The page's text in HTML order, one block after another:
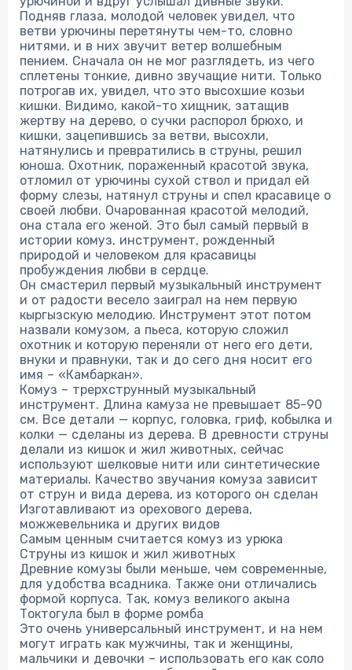
Подняв глаза, молодой человек увидел, что
ветви урючины перетянуты чем-то, словно
нитями, и в них звучит ветер волшебным
пением. Сначала он не мог разглядеть, из чего
сплетены тонкие, дивно звучащие нити. Только
потрогав их, увидел, что это высохшие козьи
кишки. Видимо, какой-то хищник, затащив
жертву на дерево, о сучки распорол брюхо, и
кишки, зацепившись за ветви, высохли,
натянулись и превратились в струны, решил
юноша. Охотник, пораженный красотой звука,
отломил от урючины сухой ствол и придал ей
форму слезы, натянул струны и спел красавице о
своей любви. Очарованная красотой мелодий,
она стала его женой. Это был самый первый в
истории комуз, инструмент, рожденный
природой и человеком для красавицы
пробуждения любви в сердце.
Он смастерил первый музыкальный инструмент
и от радости весело заиграл на нем первую
кыргызскую мелодию. Инструмент этот потом
назвали комузом, а пьеса, которую сложил
охотник и которую переняли от него его дети,
внуки и правнуки, так и до сего дня носит его
имя – «Камбаркан».
Комуз – трерхструнный музыкальный
инструмент. Длина камуза не превышает 85-90
см. Все детали — корпус, головка, гриф, кобылка и
колки — сделаны из дерева. В древности струны
делали из кишок и жил животных, сейчас
используют шелковые нити или синтетические
материалы. Качество звучания комуза зависит
от струн и вида дерева, из которого он сделан
Изготавливают из орехового дерева,
можжевельника и других видов
Самым ценным считается комуз из урюка
Струны из кишок и жил животных
Древние комузы были меньше, чем современные,
для удобства всадника. Также они отличались
формой корпуса. Так, комуз великого акына
Токтогула был в форме ромба
Это очень универсальный инструмент, и на нем
могут играть как мужчины, так и женщины,
мальчики и девочки – использовать его как соло